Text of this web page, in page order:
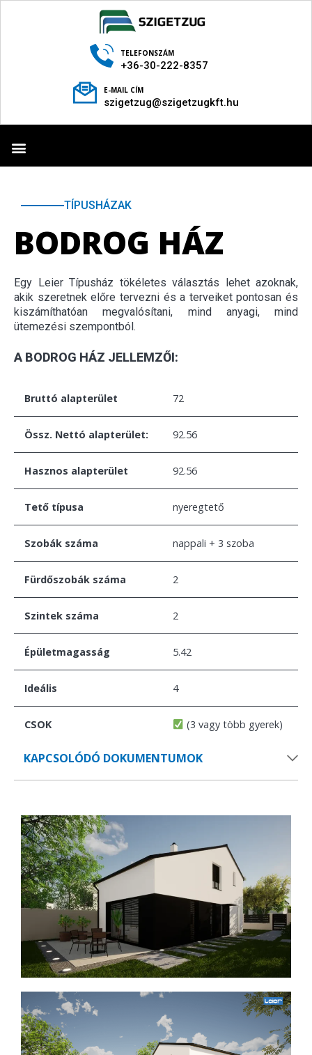
TELEFONSZÁM
+36-30-222-8357
E-MAIL CÍM
szigetzug@szigetzugkft.hu
TÍPUSHÁZAK
BODROG HÁZ
Egy Leier Típusház tökéletes választás lehet azoknak,
akik szeretnek előre tervezni és a terveiket pontosan és
kiszámíthatóan megvalósítani, mind anyagi, mind
ütemezési szempontból.
A BODROG HÁZ JELLEMZŐI:
Bruttó alapterület 72
Össz. Nettó alapterület: 92.56
Hasznos alapterület 92.56
Tető típusa nyeregtető
Szobák száma nappali + 3 szoba
Fürdőszobák száma 2
Szintek száma 2
Épületmagasság 5.42
Ideális 4
CSOK (3 vagy több gyerek)
KAPCSOLÓDÓ DOKUMENTUMOK